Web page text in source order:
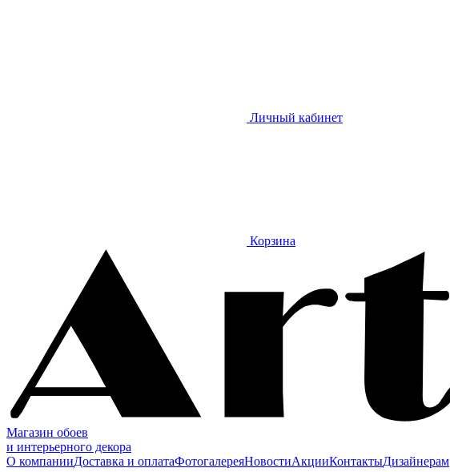
Личный кабинет
Корзина
Магазин обоев
и интерьерного декора
О компанииДоставка и оплатаФотогалереяНовостиАкцииКонтактыДизайнерам